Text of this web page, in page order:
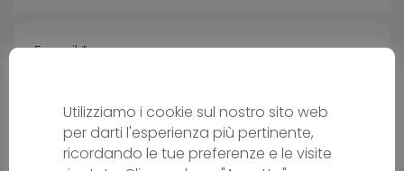
Messaggio
Utilizziamo i cookie sul nostro sito web
per darti l'esperienza più pertinente,
ricordando le tue preferenze e le visite